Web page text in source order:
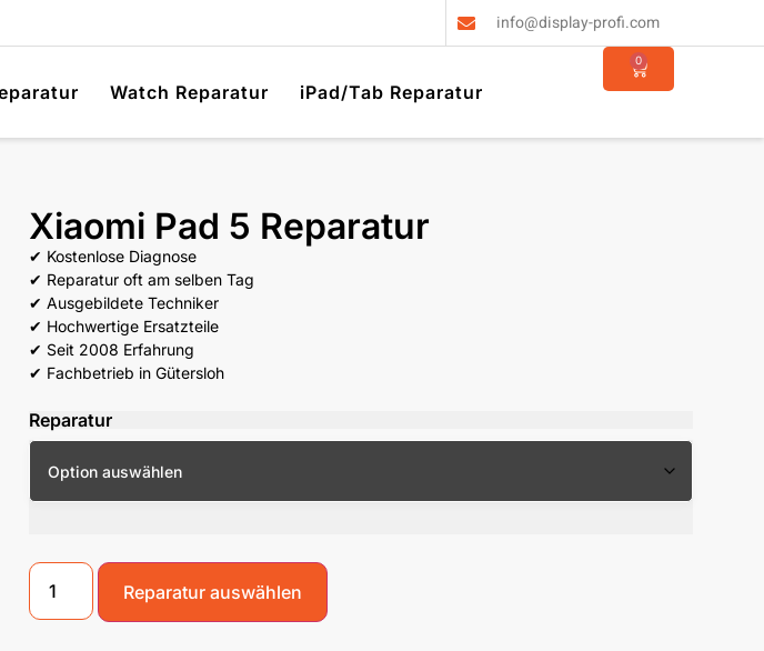
info@display-profi.com
Watch Reparatur iPad/Tab Reparatur
0
Xiaomi Pad 5 Reparatur
✔ Kostenlose Diagnose
✔ Reparatur oft am selben Tag
✔ Ausgebildete Techniker
✔ Hochwertige Ersatzteile
✔ Seit 2008 Erfahrung
✔ Fachbetrieb in Gütersloh
Reparatur
Reparatur auswählen